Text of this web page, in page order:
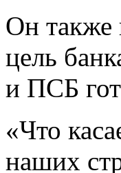
Он также
цель
и ПСБ
«Что
наших